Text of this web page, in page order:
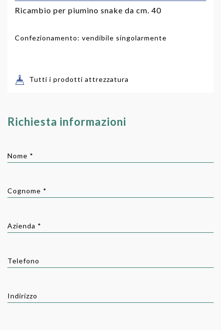
Ricambio per piumino snake da cm. 40
Confezionamento: vendibile singolarmente
Tutti i prodotti attrezzatura
Richiesta informazioni
Nome *
Cognome *
Azienda *
Telefono
Indirizzo